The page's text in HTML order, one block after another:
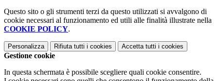
Questo sito o gli strumenti terzi da questo utilizzati si avvalgono di
cookie necessari al funzionamento ed utili alle finalità illustrate nella
COOKIE POLICY.
Personalizza Rifiuta tutti i cookies Accetta tutti i cookies
Gestione cookie
In questa schermata è possibile scegliere quali cookie consentire.